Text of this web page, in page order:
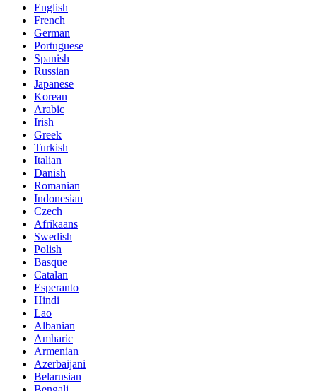
English
French
German
Portuguese
Spanish
Russian
Japanese
Korean
Arabic
Irish
Greek
Turkish
Italian
Danish
Romanian
Indonesian
Czech
Afrikaans
Swedish
Polish
Basque
Catalan
Esperanto
Hindi
Lao
Albanian
Amharic
Armenian
Azerbaijani
Belarusian